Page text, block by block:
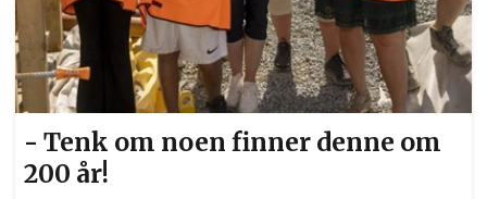
- Tenk om noen finner denne om
200 år!